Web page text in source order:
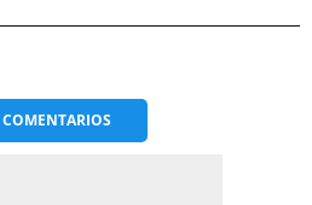
COMENTARIOS